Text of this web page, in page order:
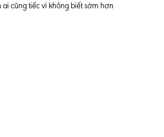
cũng tiếc vì không biết sớm hơn